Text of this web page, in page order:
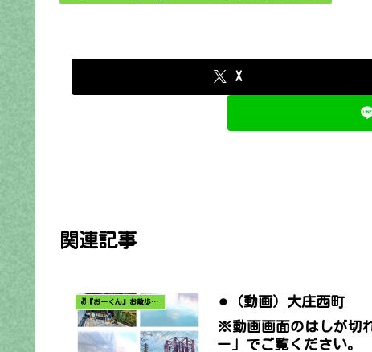
X
関連記事
✌️『おーくん』お散歩日記〜どんな出会いがあるだろう〜 ⚫︎（動画）大庄西町
※動画画面のはしが切
ー」でご覧ください。